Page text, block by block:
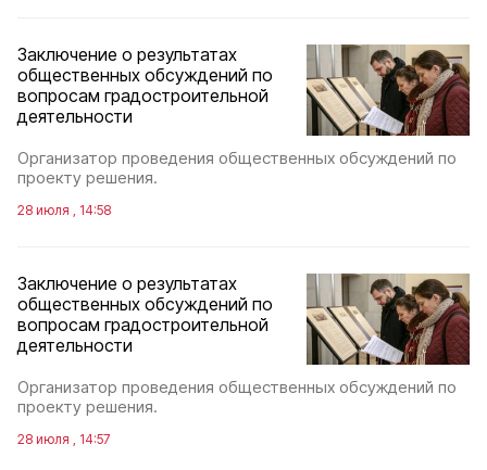
Заключение о результатах
общественных обсуждений по
вопросам градостроительной
деятельности
Организатор проведения общественных обсуждений по
проекту решения.
28 июля , 14:58
Заключение о результатах
общественных обсуждений по
вопросам градостроительной
деятельности
Организатор проведения общественных обсуждений по
проекту решения.
28 июля , 14:57